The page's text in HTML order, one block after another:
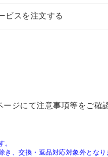
ビスを注文する
ージにて注意事項等をご確
。
、交換・返品対応対象外となり